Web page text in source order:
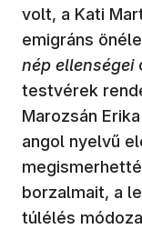
volt, a Kati
emigráns
nép ellenségei
testvérek
Marozsán
angol nyelvű
borzalmait, a
túlélés